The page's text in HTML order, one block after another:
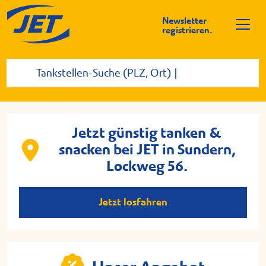
Newsletter
registrieren.
Jetzt günstig tanken &
snacken bei JET in Sundern,
Lockweg 56.
Jetzt losfahren